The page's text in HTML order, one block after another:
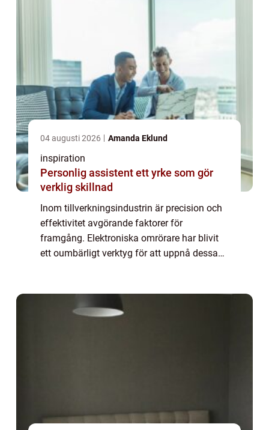
04 augusti 2026 Amanda Eklund
inspiration
Personlig assistent ett yrke som gör
verklig skillnad
Inom tillverkningsindustrin är precision och
effektivitet avgörande faktorer för
framgång. Elektroniska omrörare har blivit
ett oumbärligt verktyg för att uppnå dessa